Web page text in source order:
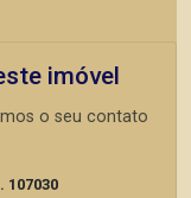
imóvel
o seu contato
107030